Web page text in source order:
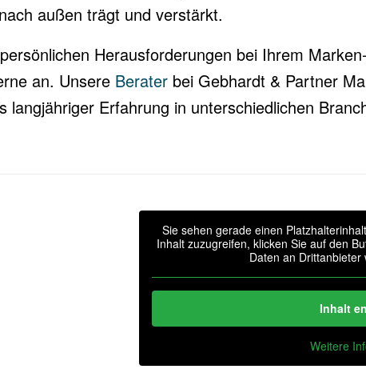
außen trägt und verstärkt.
Herausforderungen bei Ihrem
an. Unsere Berater bei Gebhardt & Partner
Erfahrung in unterschiedlichen
Sie sehen gerade einen
Inhalt zuzugreifen, klicken Sie auf den
Daten an
Inhalt
Weitere